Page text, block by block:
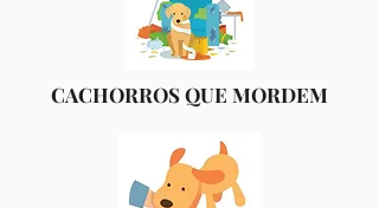
CACHORROS QUE MORDEM